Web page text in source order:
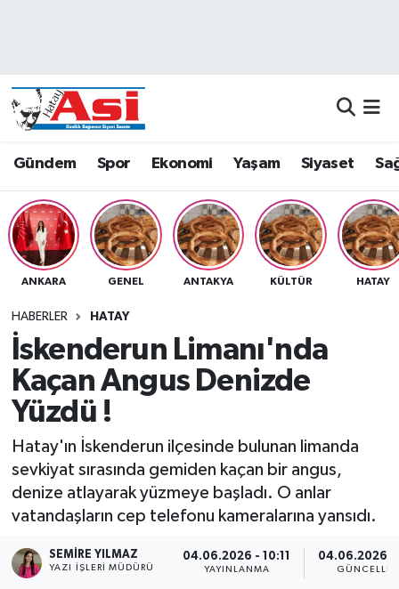
Gündem Spor Ekonomi Yaşam Siyaset
ANKARA GENEL ANTAKYA KÜLTÜR HATAY
HABERLER HATAY
İskenderun Limanı'nda
Kaçan Angus Denizde
Yüzdü !
Hatay'ın İskenderun ilçesinde bulunan limanda
sevkiyat sırasında gemiden kaçan bir angus,
denize atlayarak yüzmeye başladı. O anlar
vatandaşların cep telefonu kameralarına yansıdı.
SEMIRE YILMAZ
YAZI İŞLERI MÜDÜRÜ
04.06.2026 - 10:11
YAYINLANMA
04.06.2026 -
Dünya
Eğitim
Ekonomi
Gündem
Siyaset
Teknoloji
Yaşam
Hava Durumu
Namaz Vakitleri
Trafik Durumu
Süper Lig Puan Durumu ve Fikstür
Son Dakika Haberleri
Haber Arşivi